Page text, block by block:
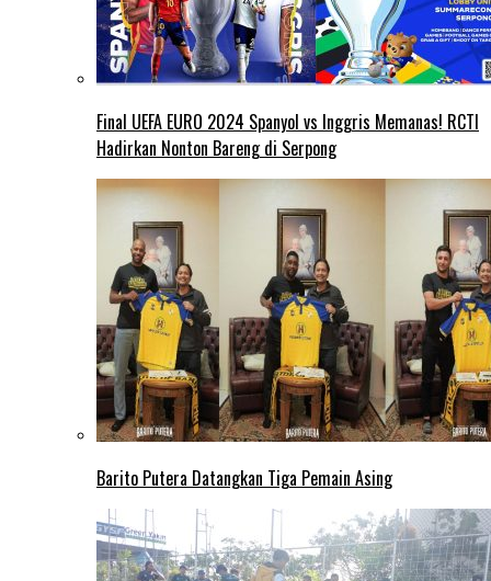
Final UEFA EURO 2024 Spanyol vs Inggris Memanas! RCTI
Hadirkan Nonton Bareng di Serpong
Barito Putera Datangkan Tiga Pemain Asing